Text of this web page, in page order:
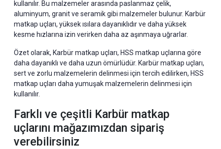
kullanılır. Bu malzemeler arasında paslanmaz çelik,
aluminyum, granit ve seramik gibi malzemeler bulunur. Karbür
matkap uçları, yüksek ısılara dayanıklıdır ve daha yüksek
kesme hızlarına izin verirken daha az aşınmaya uğrarlar.
Özet olarak, Karbür matkap uçları, HSS matkap uçlarına göre
daha dayanıklı ve daha uzun ömürlüdür. Karbür matkap uçları,
sert ve zorlu malzemelerin delinmesi için tercih edilirken, HSS
matkap uçları daha yumuşak malzemelerin delinmesi için
kullanılır.
Farklı ve çeşitli Karbür matkap
uçlarını mağazımızdan sipariş
verebilirsiniz